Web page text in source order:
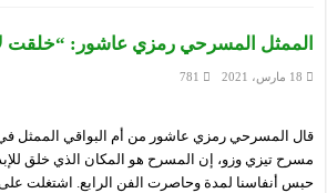
الممثل المسرحي رمزي عاشور: “خلقت
18 مارس، 2021 781
قال المسرحي رمزي عاشور من أم البواقي الممثل
مسرح تيزي وزو، إن المسرح هو المكان الذي خلق
حبس أنفاسنا لمدة وحاصرت الفن الرابع. اشتغلت